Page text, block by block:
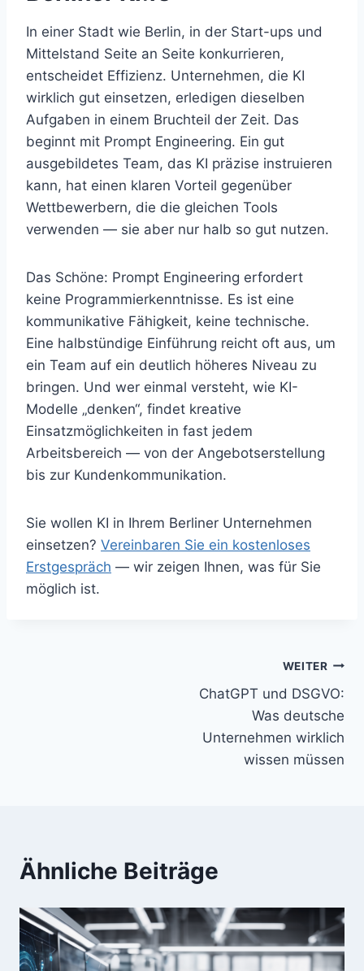
In einer Stadt wie Berlin, in der Start-ups und
Mittelstand Seite an Seite konkurrieren,
entscheidet Effizienz. Unternehmen, die KI
wirklich gut einsetzen, erledigen dieselben
Aufgaben in einem Bruchteil der Zeit. Das
beginnt mit Prompt Engineering. Ein gut
ausgebildetes Team, das KI präzise instruieren
kann, hat einen klaren Vorteil gegenüber
Wettbewerbern, die die gleichen Tools
verwenden — sie aber nur halb so gut nutzen.
Das Schöne: Prompt Engineering erfordert
keine Programmierkenntnisse. Es ist eine
kommunikative Fähigkeit, keine technische.
Eine halbstündige Einführung reicht oft aus, um
ein Team auf ein deutlich höheres Niveau zu
bringen. Und wer einmal versteht, wie KI-
Modelle „denken“, findet kreative
Einsatzmöglichkeiten in fast jedem
Arbeitsbereich — von der Angebotserstellung
bis zur Kundenkommunikation.
Sie wollen KI in Ihrem Berliner Unternehmen
einsetzen? Vereinbaren Sie ein kostenloses
Erstgespräch — wir zeigen Ihnen, was für Sie
möglich ist.
WEITER
ChatGPT und DSGVO:
Was deutsche
Unternehmen wirklich
wissen müssen
Ähnliche Beiträge